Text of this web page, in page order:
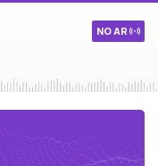
NO AR